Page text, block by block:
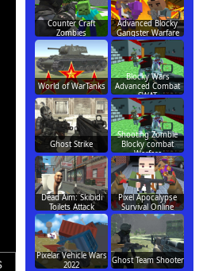
Counter Craft
Zombies
Advanced Blocky
Gangster Warfare
World of WarTanks
Blocky Wars
Advanced Combat
SWAT
Ghost Strike
Shooting Zombie
Blocky combat
Warfare
Dead Aim: Skibidi
Toilets Attack
Pixel Apocalypse
Survival Online
Pixelar Vehicle Wars
2022
Ghost Team Shooter